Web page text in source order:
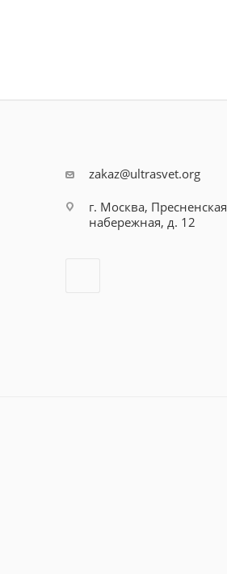
zakaz@ultrasvet.org
г. Москва, Пресненская
набережная, д. 12